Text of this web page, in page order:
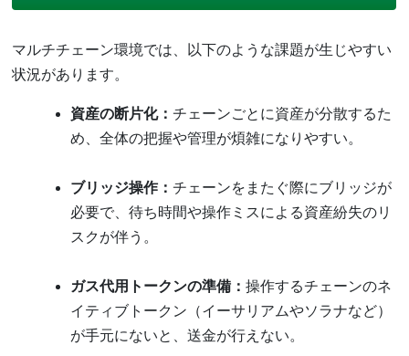
マルチチェーン環境では、以下のような課題が生じやすい
状況があります。
資産の断片化：チェーンごとに資産が分散するた
め、全体の把握や管理が煩雑になりやすい。
ブリッジ操作：チェーンをまたぐ際にブリッジが
必要で、待ち時間や操作ミスによる資産紛失のリ
スクが伴う。
ガス代用トークンの準備：操作するチェーンのネ
イティブトークン（イーサリアムやソラナなど）
が手元にないと、送金が行えない。